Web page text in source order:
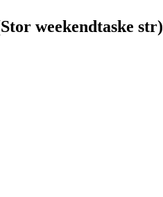
weekendtaske str)